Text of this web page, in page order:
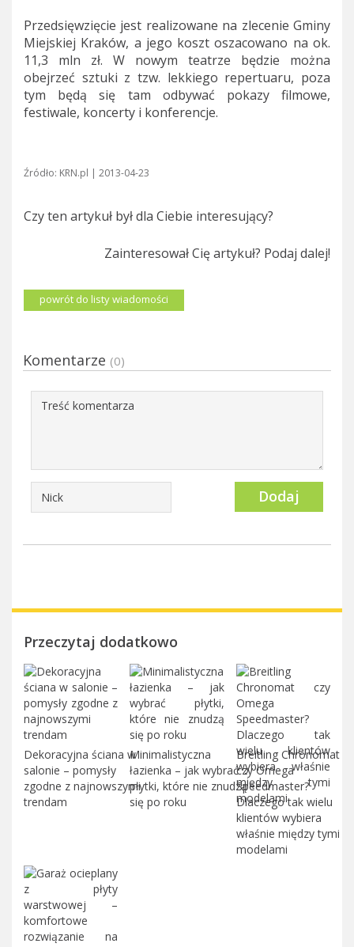
Przedsięwzięcie jest realizowane na zlecenie Gminy
Miejskiej Kraków, a jego koszt oszacowano na ok.
11,3 mln zł. W nowym teatrze będzie można
obejrzeć sztuki z tzw. lekkiego repertuaru, poza
tym będą się tam odbywać pokazy filmowe,
festiwale, koncerty i konferencje.
Źródło: KRN.pl | 2013-04-23
Czy ten artykuł był dla Ciebie interesujący?
Zainteresował Cię artykuł? Podaj dalej!
powrót do listy wiadomości
Komentarze (0)
Dodaj
Przeczytaj dodatkowo
Dekoracyjna ściana w
salonie – pomysły
zgodne z najnowszymi
trendam
Minimalistyczna
łazienka – jak wybrać
płytki, które nie znudzą
się po roku
Breitling Chronomat
czy Omega
Speedmaster?
Dlaczego tak wielu
klientów wybiera
właśnie między tymi
modelami